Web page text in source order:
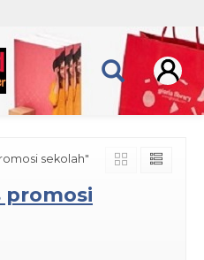
sekolah"
promosi